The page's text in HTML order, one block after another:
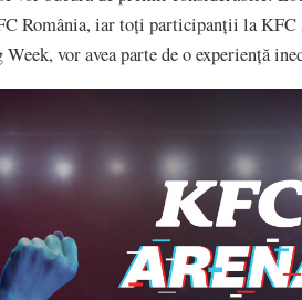
România, iar toți participanții la KFC
vor avea parte de o experiență